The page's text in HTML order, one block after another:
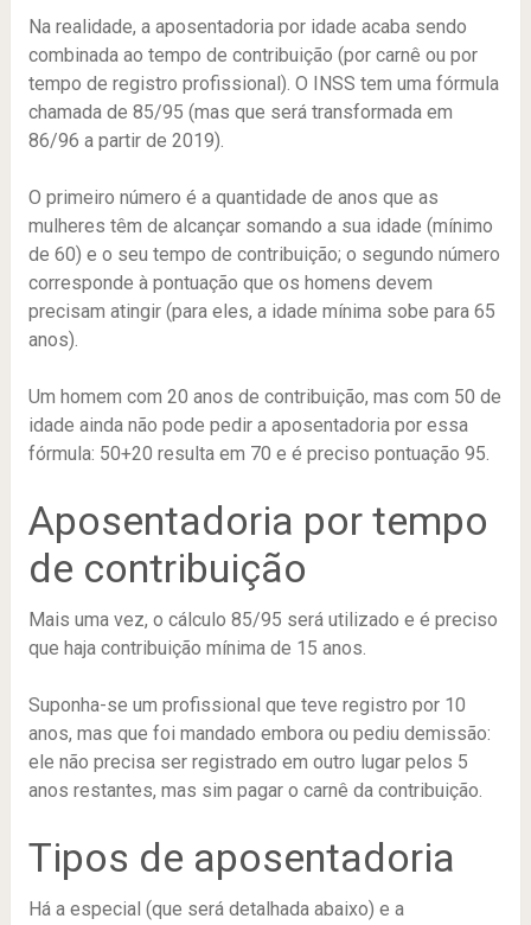
Na realidade, a aposentadoria por idade acaba sendo
combinada ao tempo de contribuição (por carnê ou por
tempo de registro profissional). O INSS tem uma fórmula
chamada de 85/95 (mas que será transformada em
86/96 a partir de 2019).
O primeiro número é a quantidade de anos que as
mulheres têm de alcançar somando a sua idade (mínimo
de 60) e o seu tempo de contribuição; o segundo número
corresponde à pontuação que os homens devem
precisam atingir (para eles, a idade mínima sobe para 65
anos).
Um homem com 20 anos de contribuição, mas com 50 de
idade ainda não pode pedir a aposentadoria por essa
fórmula: 50+20 resulta em 70 e é preciso pontuação 95.
Aposentadoria por tempo
de contribuição
Mais uma vez, o cálculo 85/95 será utilizado e é preciso
que haja contribuição mínima de 15 anos.
Suponha-se um profissional que teve registro por 10
anos, mas que foi mandado embora ou pediu demissão:
ele não precisa ser registrado em outro lugar pelos 5
anos restantes, mas sim pagar o carnê da contribuição.
Tipos de aposentadoria
Há a especial (que será detalhada abaixo) e a